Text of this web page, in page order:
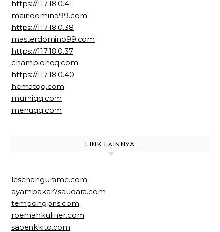
https://117.18.0.41
maindomino99.com
https://117.18.0.38
masterdomino99.com
https://117.18.0.37
championqq.com
https://117.18.0.40
hematqq.com
murniqq.com
menuqq.com
LINK LAINNYA
lesehangurame.com
ayambakar7saudara.com
tempongpns.com
roemahkuliner.com
saoenkkito.com